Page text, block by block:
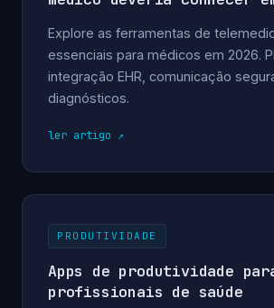
Explore as ferramentas de
essenciais para médicos em 2026.
integração EHR, comunicação
diagnósticos.
ler artigo
PRODUTIVIDADE
Apps de produtividade
profissionais de saúde